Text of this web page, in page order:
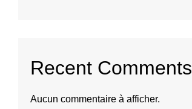
Recent Comments
Aucun commentaire à afficher.